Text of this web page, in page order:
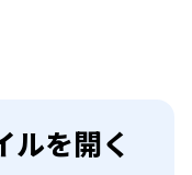
ルを開く